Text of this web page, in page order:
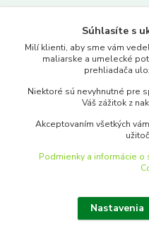
www.merkantil.sk
Pondelok-Piatok: 9.00-17.00hod.
objednavky@merkantil-
Upraviť
Súhlasíte s
Milí klienti, aby sme vám
maliarske a umelecké
prehliadača
Niektoré sú nevyhnutné pre
Váš zážitok z
Akceptovaním všetkých
Podmienky a informácie o
Nastavenia